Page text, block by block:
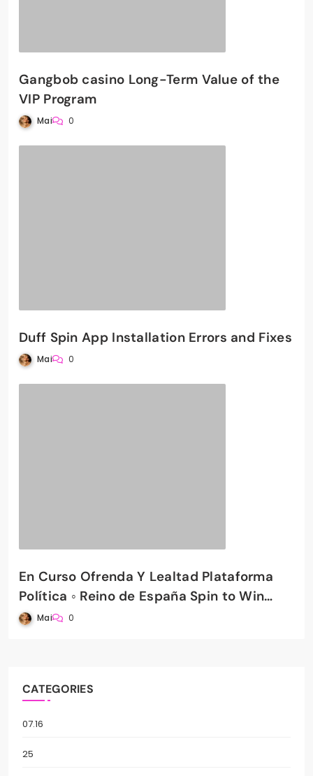
Gangbob casino Long-Term Value of the
VIP Program
Mai 0
Duff Spin App Installation Errors and Fixes
Mai 0
En Curso Ofrenda Y Lealtad Plataforma
Política ◦ Reino de España Spin to Win
PradaBet Casino
Mai 0
CATEGORIES
07.16
25